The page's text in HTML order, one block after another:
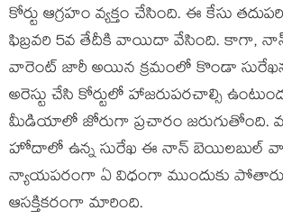
కోర్టు ఆగ్రహం వ్యక్తం చేసింది. ఈ కేసు
ఫిబ్రవరి 5వ తేదీకి వాయిదా వేసింది. కాగా,
వారెంట్ జారీ అయిన క్రమంలో కొండా
అరెస్టు చేసి కోర్టులో హాజరుపరచాల్సి
మీడియాలో జోరుగా ప్రచారం జరుగుతోంది.
హోదాలో ఉన్న సురేఖ ఈ నాన్ బెయిలబుల్
న్యాయపరంగా ఏ విధంగా ముందుకు
ఆసక్తికరంగా మారింది.